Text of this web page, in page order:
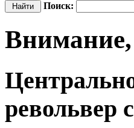
Поиск:
револьвер